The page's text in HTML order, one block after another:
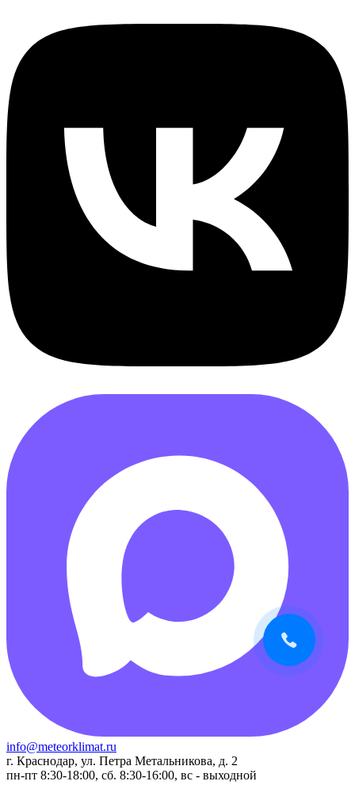
info@meteorklimat.ru
г. Краснодар, ул. Петра Метальникова, д. 2
пн-пт 8:30-18:00, сб. 8:30-16:00, вс - выходной